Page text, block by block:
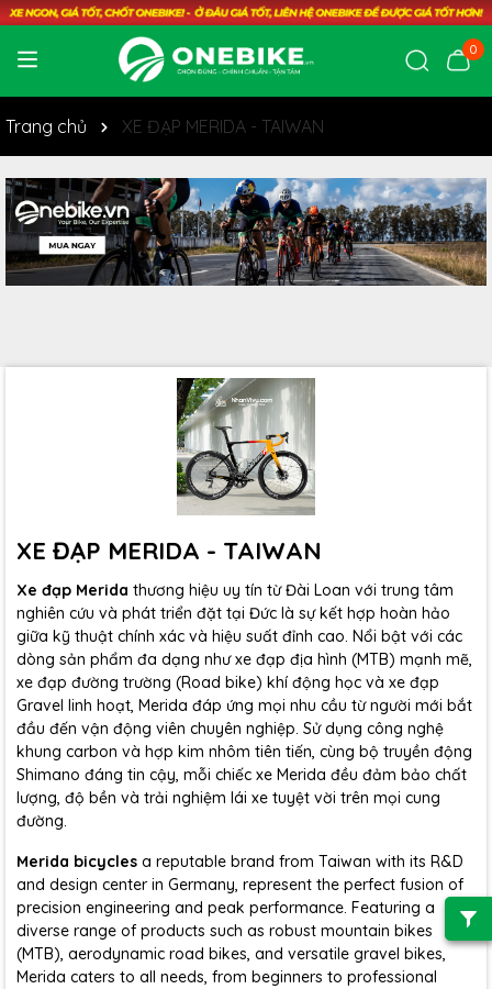
0
Trang chủ XE ĐẠP MERIDA - TAIWAN
XE ĐẠP MERIDA - TAIWAN
Xe đạp Merida thương hiệu uy tín từ Đài Loan với trung tâm
nghiên cứu và phát triển đặt tại Đức là sự kết hợp hoàn hảo
giữa kỹ thuật chính xác và hiệu suất đỉnh cao. Nổi bật với các
dòng sản phẩm đa dạng như xe đạp địa hình (MTB) mạnh mẽ,
xe đạp đường trường (Road bike) khí động học và xe đạp
Gravel linh hoạt, Merida đáp ứng mọi nhu cầu từ người mới bắt
đầu đến vận động viên chuyên nghiệp. Sử dụng công nghệ
khung carbon và hợp kim nhôm tiên tiến, cùng bộ truyền động
Shimano đáng tin cậy, mỗi chiếc xe Merida đều đảm bảo chất
lượng, độ bền và trải nghiệm lái xe tuyệt vời trên mọi cung
đường.
Merida bicycles a reputable brand from Taiwan with its R&D
and design center in Germany, represent the perfect fusion of
precision engineering and peak performance. Featuring a
diverse range of products such as robust mountain bikes
(MTB), aerodynamic road bikes, and versatile gravel bikes,
Merida caters to all needs, from beginners to professional